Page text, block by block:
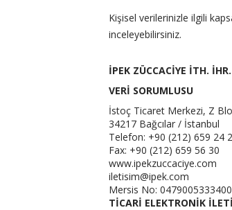
Kişisel verilerinizle ilgili
inceleyebilirsiniz.
İPEK ZÜCCACİYE İTH.
VERİ SORUMLUSU
İstoç Ticaret Merkezi, Z
34217 Bağcılar / İstanbul
Telefon: +90 (212) 659 24
Fax: +90 (212) 659 56 30
www.ipekzuccaciye.com
iletisim@ipek.com
Mersis No:
TİCARİ ELEKTRONİK